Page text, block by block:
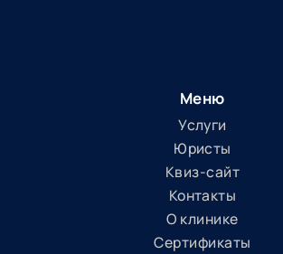
Меню
Услуги
Юристы
Квиз-сайт
Контакты
О клинике
Сертификаты